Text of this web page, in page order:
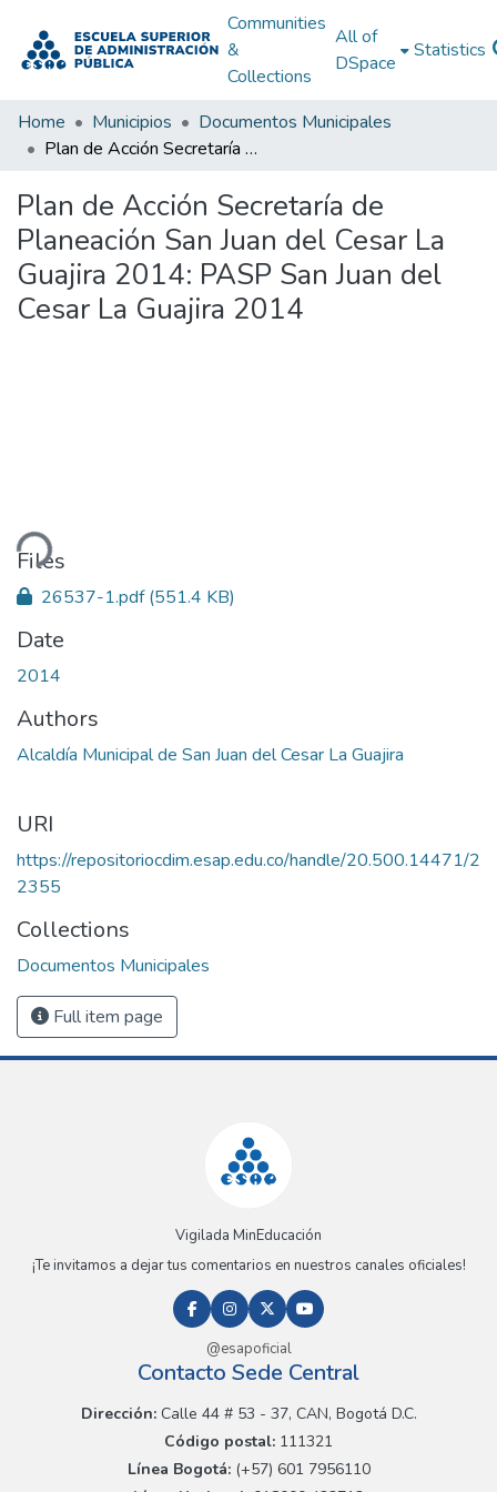
Communities
&
Collections
All of
DSpace
Statistics
Home Municipios
Documentos Municipales
Plan de Acción Secretaría de Planeación San Juan del Cesar La Guajira 2014: PASP San Juan del Cesar La Guajira 2014
Plan de Acción Secretaría de
Planeación San Juan del Cesar La
Guajira 2014: PASP San Juan del
Cesar La Guajira 2014
Files
26537-1.pdf(551.4 KB)
Date
2014
Authors
Alcaldía Municipal de San Juan del Cesar La Guajira
URI
https://repositoriocdim.esap.edu.co/handle/20.500.14471/2
2355
Collections
Documentos Municipales
Full item page
Vigilada MinEducación
¡Te invitamos a dejar tus comentarios en nuestros canales oficiales!
@esapoficial
Contacto Sede Central
Dirección:Calle 44 # 53 - 37, CAN, Bogotá D.C.
Código postal: 111321
Línea Bogotá:(+57) 601 7956110